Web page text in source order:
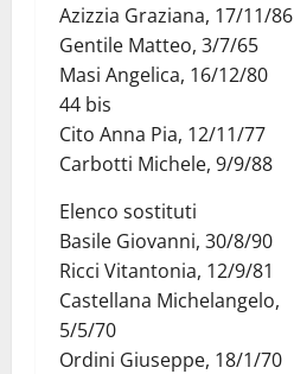
Azizzia Graziana, 17/11/86
Gentile Matteo, 3/7/65
Masi Angelica, 16/12/80
44 bis
Cito Anna Pia, 12/11/77
Carbotti Michele, 9/9/88
Elenco sostituti
Basile Giovanni, 30/8/90
Ricci Vitantonia, 12/9/81
Castellana Michelangelo,
5/5/70
Ordini Giuseppe, 18/1/70